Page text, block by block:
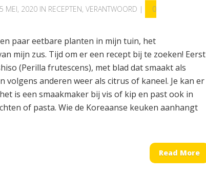
MEI, 2020 IN RECEPTEN, VERANTWOORD |
0
paar eetbare planten in mijn tuin, het
mijn zus. Tijd om er een recept bij te zoeken! Eerst
(Perilla frutescens), met blad dat smaakt als
volgens anderen weer als citrus of kaneel. Je kan er
is een smaakmaker bij vis of kip en past ook in
of pasta. Wie de Koreaanse keuken aanhangt
Read More